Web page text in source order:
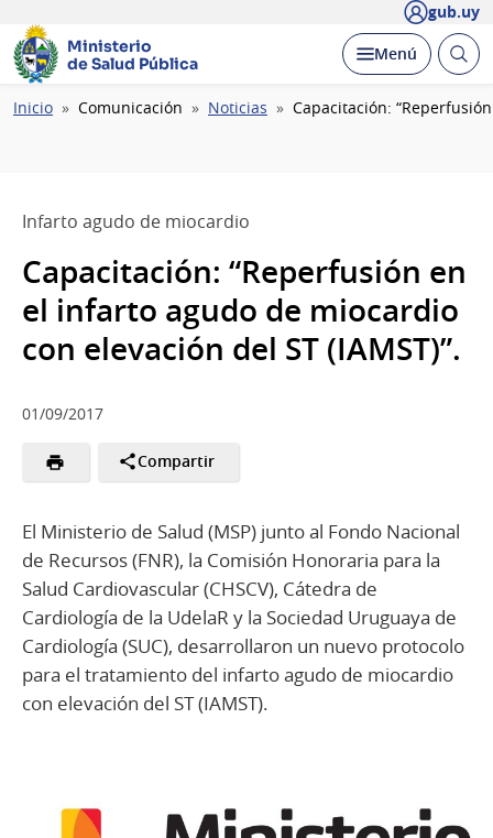
gub.uy
Ministerio
de Salud Pública
Desplegar
Menú Abrir
Ruta
Inicio Comunicación Noticias Capacitación:
Infarto agudo de miocardio
Capacitación: “Reperfusión en
el infarto agudo de miocardio
con elevación del ST (IAMST)”.
01/09/2017
Compartir
El Ministerio de Salud (MSP) junto al Fondo Nacional
de Recursos (FNR), la Comisión Honoraria para la
Salud Cardiovascular (CHSCV), Cátedra de
Cardiología de la UdelaR y la Sociedad Uruguaya de
Cardiología (SUC), desarrollaron un nuevo protocolo
para el tratamiento del infarto agudo de miocardio
con elevación del ST (IAMST).